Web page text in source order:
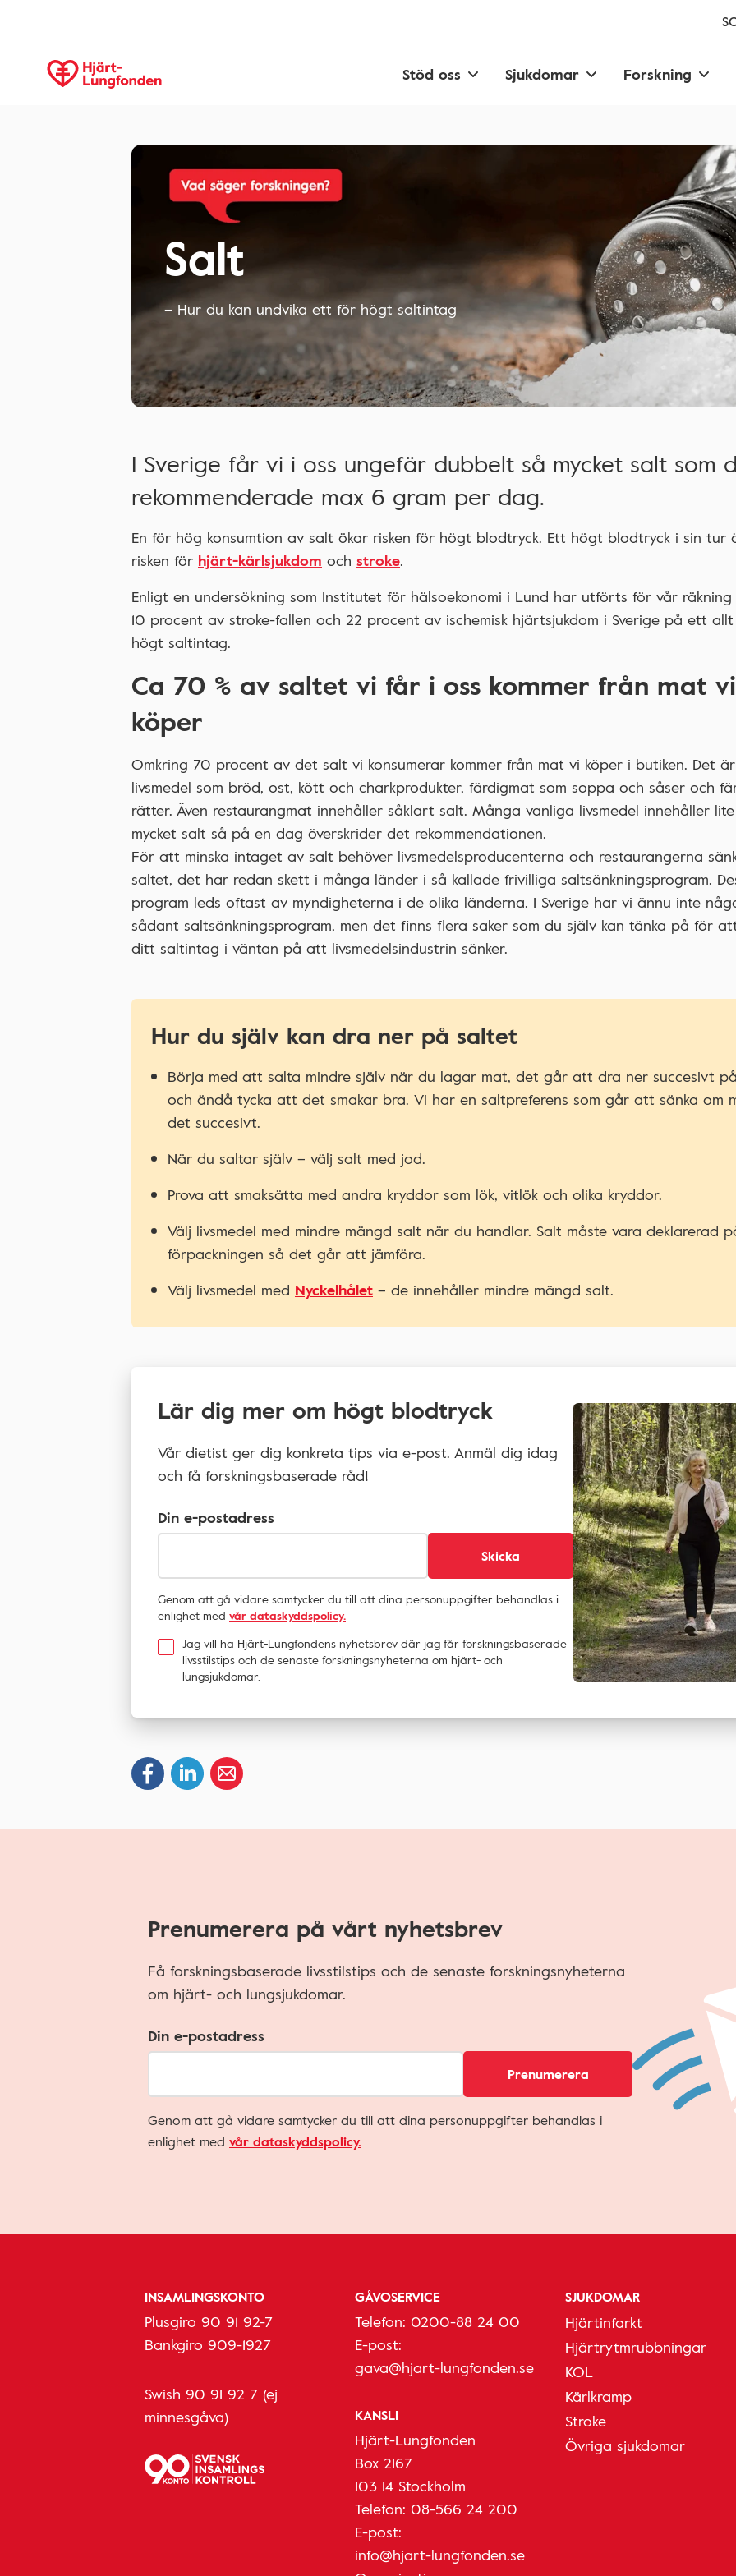
Stöd oss Sjukdomar Forskning
Salt
– Hur du kan undvika ett för högt saltintag
I Sverige får vi i oss ungefär dubbelt så mycket salt som
rekommenderade max 6 gram per dag.
En för hög konsumtion av salt ökar risken för högt blodtryck. Ett högt blodtryck i sin tur
risken för hjärt-kärlsjukdom och stroke.
Enligt en undersökning som Institutet för hälsoekonomi i Lund har utförts för vår
10 procent av stroke-fallen och 22 procent av ischemisk hjärtsjukdom i Sverige på ett
högt saltintag.
Ca 70 % av saltet vi får i oss kommer från mat vi
köper
Omkring 70 procent av det salt vi konsumerar kommer från mat vi köper i butiken. Det är
livsmedel som bröd, ost, kött och charkprodukter, färdigmat som soppa och såser och
rätter. Även restaurangmat innehåller såklart salt. Många vanliga livsmedel innehåller
mycket salt så på en dag överskrider det rekommendationen.
För att minska intaget av salt behöver livsmedelsproducenterna och restaurangerna
saltet, det har redan skett i många länder i så kallade frivilliga saltsänkningsprogram.
program leds oftast av myndigheterna i de olika länderna. I Sverige har vi ännu inte
sådant saltsänkningsprogram, men det finns flera saker som du själv kan tänka på för
ditt saltintag i väntan på att livsmedelsindustrin sänker.
Hur du själv kan dra ner på saltet
Börja med att salta mindre själv när du lagar mat, det går att dra ner succesivt
och ändå tycka att det smakar bra. Vi har en saltpreferens som går att sänka om
det succesivt.
När du saltar själv – välj salt med jod.
Prova att smaksätta med andra kryddor som lök, vitlök och olika kryddor.
Välj livsmedel med mindre mängd salt när du handlar. Salt måste vara deklarerad
förpackningen så det går att jämföra.
Välj livsmedel med Nyckelhålet – de innehåller mindre mängd salt.
Lär dig mer om högt blodtryck
Vår dietist ger dig konkreta tips via e-post. Anmäl dig idag
och få forskningsbaserade råd!
Din e-postadress
Skicka
Genom att gå vidare samtycker du till att dina personuppgifter behandlas i
enlighet med vår dataskyddspolicy.
Jag vill ha Hjärt-Lungfondens nyhetsbrev där jag får forskningsbaserade
livsstilstips och de senaste forskningsnyheterna om hjärt- och
lungsjukdomar.
Prenumerera på vårt nyhetsbrev
Få forskningsbaserade livsstilstips och de senaste forskningsnyheterna
om hjärt- och lungsjukdomar.
Din e-postadress
Prenumerera
Genom att gå vidare samtycker du till att dina personuppgifter behandlas i
enlighet med vår dataskyddspolicy.
INSAMLINGSKONTO
Plusgiro 90 91 92-7
Bankgiro 909-1927
Swish 90 91 92 7 (ej
minnesgåva)
GÅVOSERVICE
Telefon: 0200-88 24 00
E-post:
gava@hjart-lungfonden.se
KANSLI
Hjärt-Lungfonden
Box 2167
103 14 Stockholm
Telefon: 08-566 24 200
E-post:
info@hjart-lungfonden.se
SJUKDOMAR
Hjärtinfarkt
Hjärtrytmrubbningar
KOL
Kärlkramp
Stroke
Övriga sjukdomar